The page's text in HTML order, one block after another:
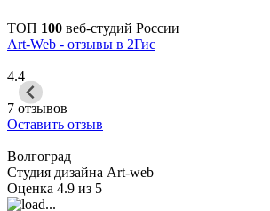
ТОП 100 веб-студий России
Art-Web - отзывы в 2Гис
4.4
7 отзывов
Оставить отзыв
Волгоград
Студия дизайна Art-web
Оценка 4.9 из 5